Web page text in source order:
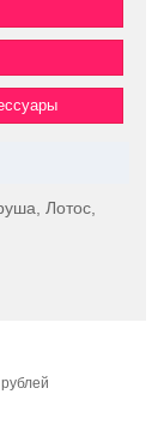
Лотос,